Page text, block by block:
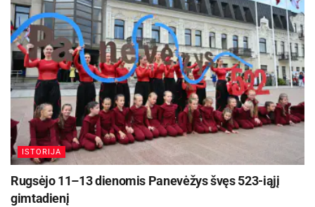
medaliu. Kaimyninėje Latvijoje vykusiame turnyre
dalyvavo ir daugiau Panevėžio sporto centro
ugdytinių, prizinių vietų jiems užimti nepavyko,
tačiau jaunieji sportininkai pasisėmė
neįkainojamos patirties.
Saldus mieste vykusiame graikų-romėnų imtynių
turnyre ant tatamio susikovė Lietuvos, Latvijos ir
Estijos imtynininkai.
ISTORIJA
Rugsėjo 11–13 dienomis Panevėžys švęs 523-iąjį
gimtadienį